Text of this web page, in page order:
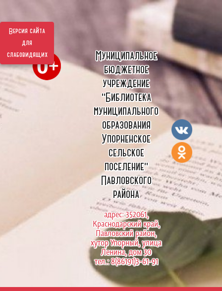
Версия сайта
для
слабовидящих
Муниципальное
бюджетное
учреждение
"Библиотека
муниципального
образования
Упорненское
сельское
поселение"
Павловского
района
адрес: 352061,
Краснодарский край,
Павловский район,
хутор Упорный, улица
Ленина, дом 30
тел.: 8(86191)3-61-91